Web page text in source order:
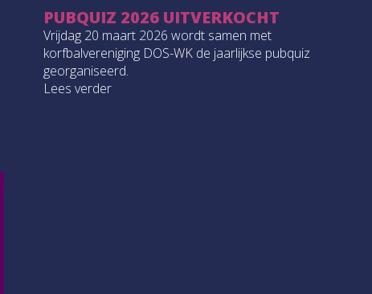
PUBQUIZ 2026 UITVERKOCHT
Vrijdag 20 maart 2026 wordt samen met
korfbalvereniging DOS-WK de jaarlijkse pubquiz
georganiseerd.
Lees verder